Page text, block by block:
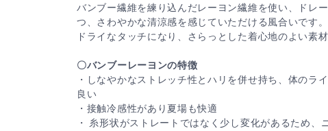
バンブー繊維を練り込んだレーヨン繊維を使い、ドレ
つ、さわやかな清涼感を感じていただける風合いです
ドライなタッチになり、さらっとした着心地のよい素
〇バンブーレーヨンの特徴
・しなやかなストレッチ性とハリを併せ持ち、体のラ
良い
・接触冷感性があり夏場も快適
・ 糸形状がストレートではなく少し変化があるため、